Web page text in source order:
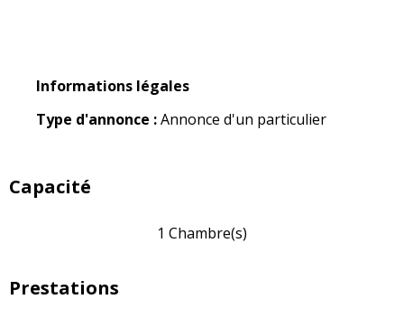
Informations légales
Informations légales
Type d'annonce :Annonce d'un particulier
Capacité
1 Chambre(s)
Prestations